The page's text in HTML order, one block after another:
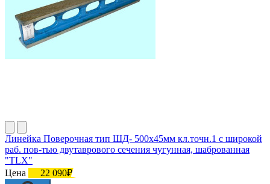
Линейка Поверочная тип ШД- 500х45мм кл.точн.1 с широкой
раб. пов-тью двутаврового сечения чугунная, шаброванная
"TLX"
Цена
22 090₽